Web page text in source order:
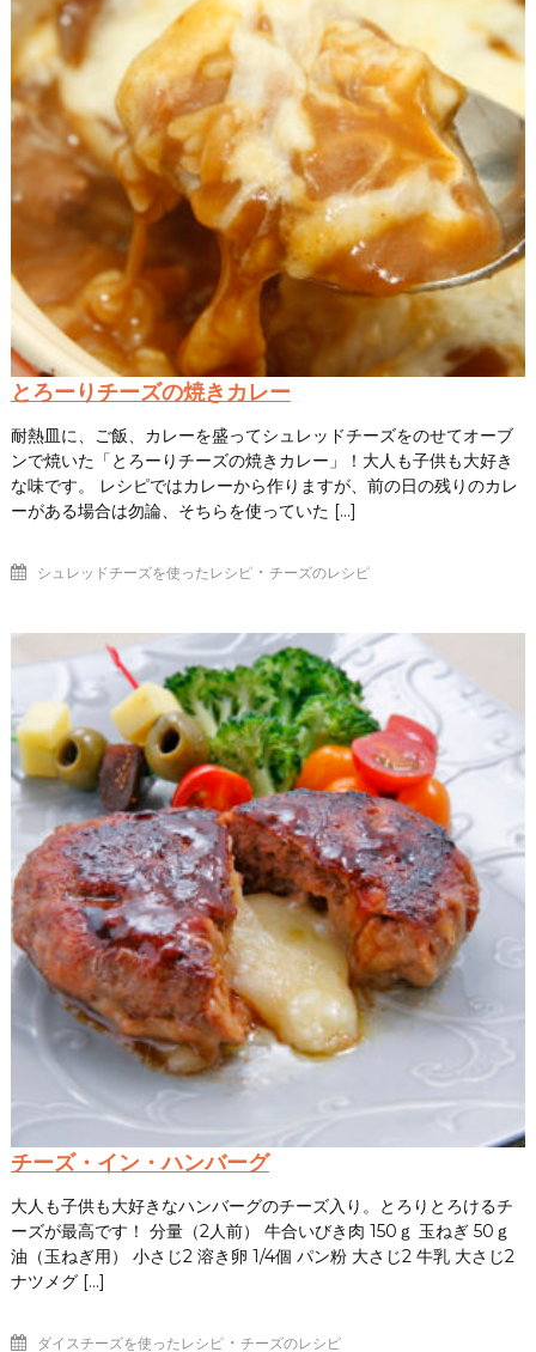
とろーりチーズの焼きカレー
耐熱皿に、ご飯、カレーを盛ってシュレッドチーズをのせてオーブ
ンで焼いた「とろーりチーズの焼きカレー」！大人も子供も大好き
な味です。 レシピではカレーから作りますが、前の日の残りのカレ
ーがある場合は勿論、そちらを使っていた […]
シュレッドチーズを使ったレシピ・ チーズのレシピ
チーズ・イン・ハンバーグ
大人も子供も大好きなハンバーグのチーズ入り。とろりとろけるチ
ーズが最高です！ 分量（2人前） 牛合いびき肉 150ｇ 玉ねぎ 50ｇ
油（玉ねぎ用） 小さじ2 溶き卵 1/4個 パン粉 大さじ2 牛乳 大さじ2
ナツメグ […]
ダイスチーズを使ったレシピ・ チーズのレシピ